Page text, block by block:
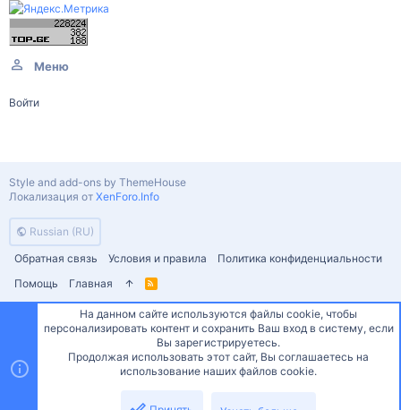
Меню
Войти
Russian (RU)
Обратная связь
Условия и правила
Политика конфиденциальности
Помощь
Главная
R
S
Style and add-ons by ThemeHouse
Локализация от XenForo.Info
СверхуСнизу
На данном сайте используются файлы cookie, чтобы
персонализировать контент и сохранить Ваш вход в систему, если
Вы зарегистрируетесь.
Продолжая использовать этот сайт, Вы соглашаетесь на
использование наших файлов cookie.